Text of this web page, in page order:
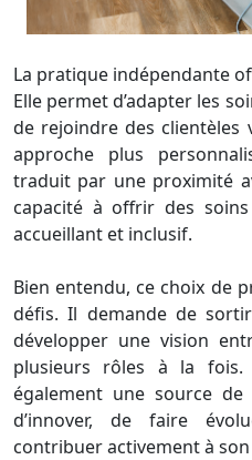
La pratique indépendante
Elle permet d’adapter les
de rejoindre des clientèles
approche plus
traduit par une proximité
capacité à offrir des
accueillant et inclusif.
Bien entendu, ce choix de
défis. Il demande de
développer une vision
plusieurs rôles à la fois.
également une source
d’innover, de faire
contribuer activement à